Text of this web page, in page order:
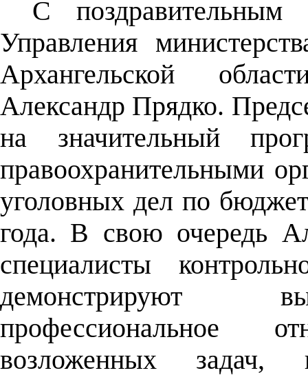
С поздравительным
Управления
Архангельской
Александр Прядко.
на значительный
правоохранительными
уголовных дел по
года. В свою очередь
специалисты
демонстрируют
профессиональное
возложенных